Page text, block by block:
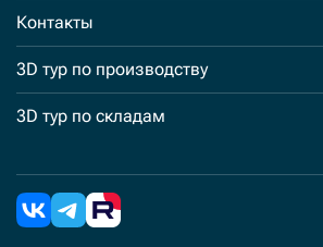
Контакты
3D тур по производству
3D тур по складам